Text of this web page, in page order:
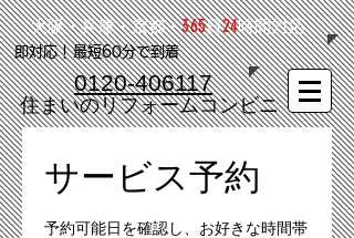
大阪・兵庫・京都・365日24時間対応
0120-406117
​即対応！最短60分で到着
​住まいのリフォームコンビニ
サービス予約
予約可能日を確認し、お好きな時間帯